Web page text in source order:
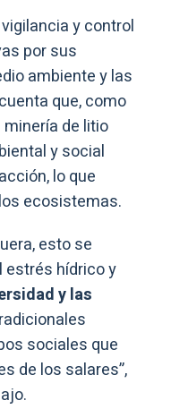
y control
por sus
ambiente y las
que, como
de litio
y social
lo que
ecosistemas.
esto se
estrés hídrico y
y las
sociales que
de los salares”,